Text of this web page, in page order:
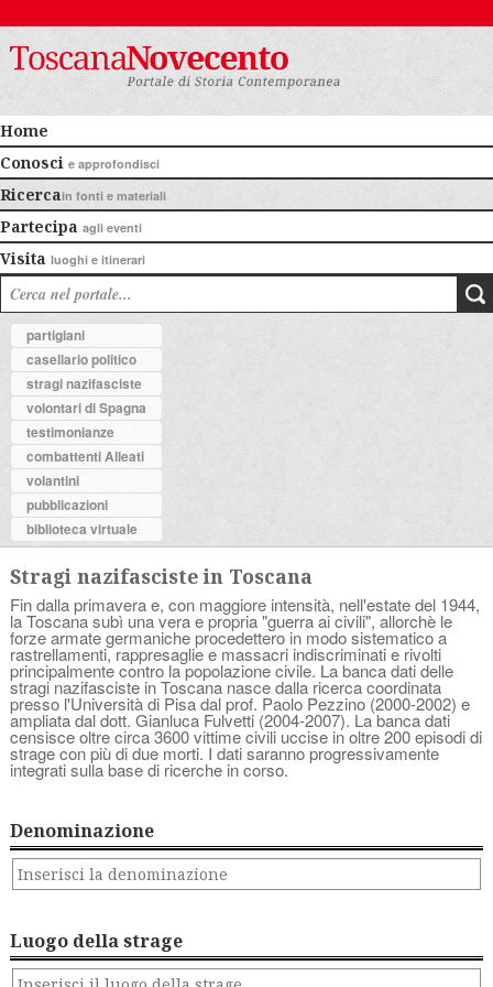
Home
Conosci e approfondisci
Ricercain fonti e materiali
Partecipa agli eventi
Visita luoghi e itinerari
partigiani
casellario politico
stragi nazifasciste
volontari di Spagna
testimonianze
combattenti Alleati
volantini
pubblicazioni
biblioteca virtuale
Stragi nazifasciste in Toscana
Fin dalla primavera e, con maggiore intensità, nell'estate del 1944,
la Toscana subì una vera e propria "guerra ai civili", allorchè le
forze armate germaniche procedettero in modo sistematico a
rastrellamenti, rappresaglie e massacri indiscriminati e rivolti
principalmente contro la popolazione civile. La banca dati delle
stragi nazifasciste in Toscana nasce dalla ricerca coordinata
presso l'Università di Pisa dal prof. Paolo Pezzino (2000-2002) e
ampliata dal dott. Gianluca Fulvetti (2004-2007). La banca dati
censisce oltre circa 3600 vittime civili uccise in oltre 200 episodi di
strage con più di due morti. I dati saranno progressivamente
integrati sulla base di ricerche in corso.
Denominazione
Luogo della strage